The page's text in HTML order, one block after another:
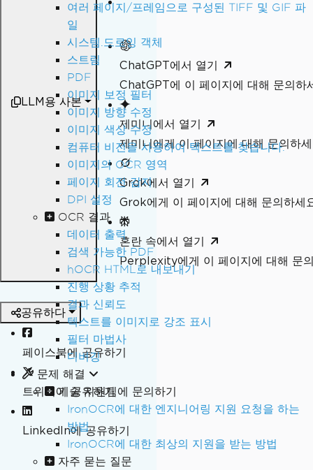
여러 페이지/프레임으로 구성된 TIFF 및 GIF 파
일
시스템.드로잉 객체
스트림
PDF
이미지 보정 필터
이미지 방향 수정
이미지 색상 수정
컴퓨터 비전을 사용하여 텍스트를 찾습니다.
이미지의 OCR 영역
페이지 회전 감지
DPI 설정
OCR 결과
데이터 출력
검색 가능한 PDF
hOCR HTML로 내보내기
진행 상황 추적
결과 신뢰도
텍스트를 이미지로 강조 표시
필터 마법사
디버깅
문제 해결
기술 지원팀에 문의하기
IronOCR에 대한 엔지니어링 지원 요청을 하는
방법
IronOCR에 대한 최상의 지원을 받는 방법
자주 묻는 질문
LLM용 사본
ChatGPT에서 열기
ChatGPT에 이 페이지에 대해 문의하
제미니에서 열기
제미니에게 이 페이지에 대해 문의하
Grok에서 열기
Grok에게 이 페이지에 대해 문의하세
혼란 속에서 열기
Perplexity에게 이 페이지에 대해 문
공유하다
페이스북에 공유하기
트위터에 공유하기
LinkedIn에 공유하기